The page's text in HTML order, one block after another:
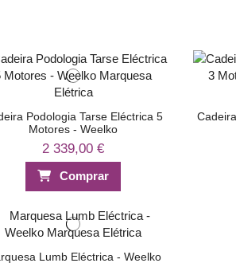
Podologia Tarse Eléctrica 5
Motores - Weelko
2 339,00 €
Comprar
Lumb Eléctrica - Weelko